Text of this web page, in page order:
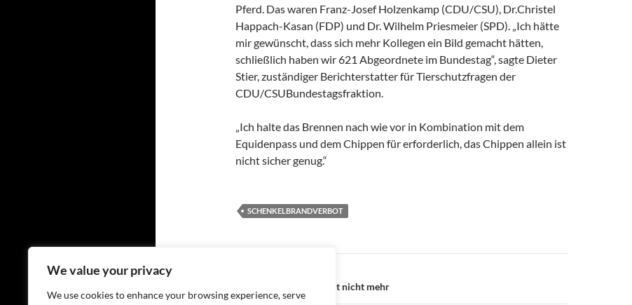
We value your privacy
We use cookies to enhance your browsing experience, serve
Pferd. Das waren Franz-Josef Holzenkamp (CDU/CSU), Dr.Christel
Happach-Kasan (FDP) und Dr. Wilhelm Priesmeier (SPD). „Ich hätte
mir gewünscht, dass sich mehr Kollegen ein Bild gemacht hätten,
schließlich haben wir 621 Abgeordnete im Bundestag“, sagte Dieter
Stier, zuständiger Berichterstatter für Tierschutzfragen der
CDU/CSUBundestagsfraktion.
„Ich halte das Brennen nach wie vor in Kombination mit dem
Equidenpass und dem Chippen für erforderlich, das Chippen allein ist
nicht sicher genug.“
SCHENKELBRANDVERBOT
Elitehengst Herzruf lebt nicht mehr